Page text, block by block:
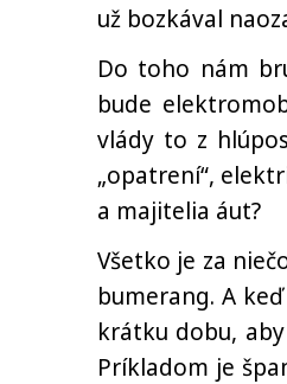
už bozkával
Do toho nám
bude
vlády to z
„opatrení“,
a majitelia áut?
Všetko je za
bumerang. A
krátku dobu,
Príkladom je